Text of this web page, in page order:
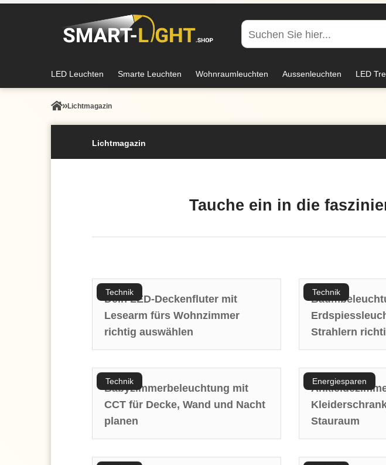
LED Leuchten Smarte Leuchten Wohnraumleuchten Aussenleuchten LED
Lichtmagazin
Lichtmagazin
Tauche ein in die
Technik
Dein LED-Deckenfluter mit
Lesearm fürs Wohnzimmer
richtig auswählen
Technik
Strahlern
Technik
Babyzimmerbeleuchtung mit
CCT für Decke, Wand und Nacht
planen
Energiesparen
Stauraum